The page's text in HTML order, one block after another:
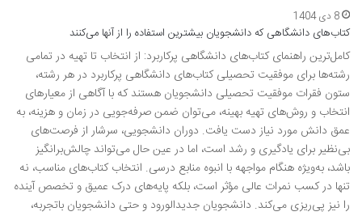
8 دی 1404
کتاب‌های دانشگاهی که دانشجویان بیشترین استفاده را از آنها می‌کنند
کامل‌ترین راهنمای کتاب‌های دانشگاهی پرکاربرد: از انتخاب تا تهیه در تمامی
رشته‌ها برای موفقیت تحصیلی کتاب‌های دانشگاهی پرکاربرد در هر رشته،
ستون فقرات موفقیت تحصیلی دانشجویان هستند که با آگاهی از معیارهای
انتخاب و روش‌های تهیه بهینه، می‌توان ضمن صرفه‌جویی در زمان و هزینه، به
عمق دانش مورد نیاز دست یافت. دوران دانشجویی، سرشار از فرصت‌های
بی‌نظیر برای یادگیری و رشد است، اما در عین حال می‌تواند چالش‌برانگیز
باشد، به‌ویژه هنگام مواجهه با انبوه منابع درسی. انتخاب کتاب‌های مناسب، نه
تنها در کسب نمرات عالی مؤثر است، بلکه پایه‌های درک عمیق و تخصص آینده
را نیز پی‌ریزی می‌کند. دانشجویان جدیدالورود و حتی دانشجویان باتجربه،